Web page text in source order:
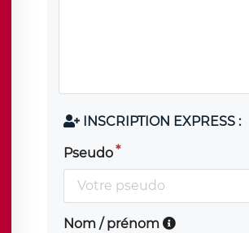
INSCRIPTION EXPRESS :
Pseudo
Nom / prénom